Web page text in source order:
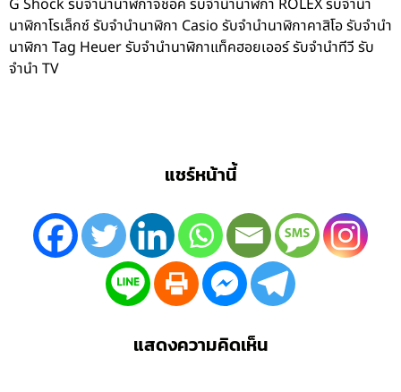
G Shock รับจำนำนาฬิกาจีช็อค รับจำนำนาฬิกา ROLEX รับจำนำ
นาฬิกาโรเล็กซ์ รับจำนำนาฬิกา Casio รับจำนำนาฬิกาคาสิโอ รับจำนำ
นาฬิกา Tag Heuer รับจำนำนาฬิกาแท็คฮอยเออร์ รับจำนำทีวี รับ
จำนำ TV
แชร์หน้านี้
แสดงความคิดเห็น